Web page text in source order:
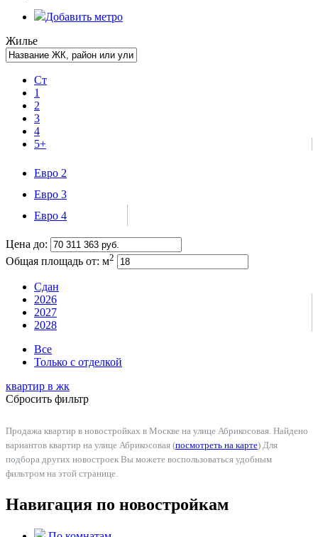
Добавить метро
Жилье
Ст
1
2
3
4
5+
Евро 2
Евро 3
Евро 4
Цена до:
Общая площадь от: м2
Сдан
2026
2027
2028
Все
Только с отделкой
квартир в жк
Сбросить фильтр
Продажа квартир в новостройках в Москве на улице Абрикосовая. Найдено
вариантов квартир на улице Абрикосовая (посмотреть на карте) Для
подбора других новостроек Вы можете воспользоваться удобным
фильтром на этой странице.
Навигация по новостройкам